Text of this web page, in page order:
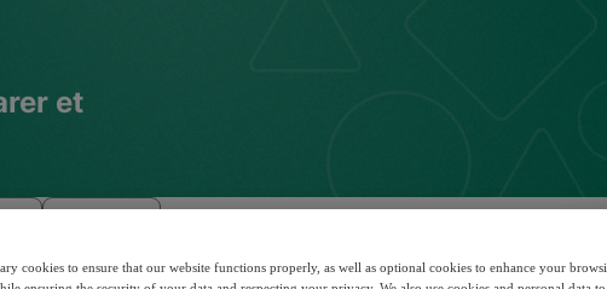
et
cookies to ensure that our website functions properly, as well as optional cookies to enhance your